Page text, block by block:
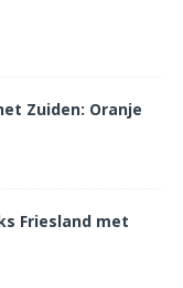
Zuiden: Oranje
Friesland met